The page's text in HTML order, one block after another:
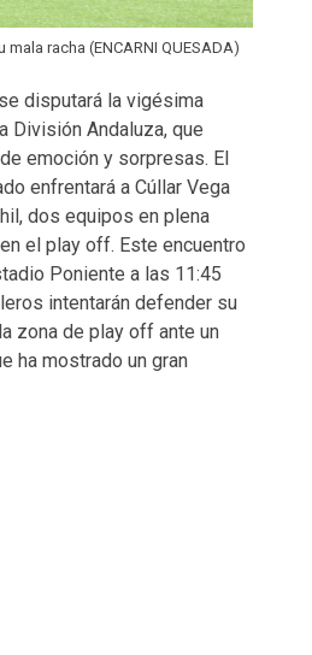
mala racha (ENCARNI QUESADA)
disputará la vigésima
División Andaluza, que
emoción y sorpresas. El
enfrentará a Cúllar Vega
dos equipos en plena
el play off. Este encuentro
Poniente a las 11:45
intentarán defender su
zona de play off ante un
ha mostrado un gran